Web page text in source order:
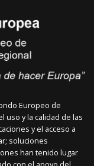
Europeo de
uso y la calidad de las
y el acceso a
soluciones
han tenido lugar